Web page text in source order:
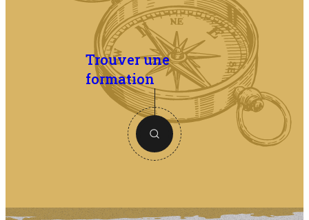
Trouver une
formation